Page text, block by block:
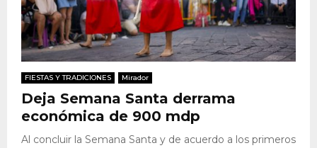
FIESTAS Y TRADICIONES Mirador
Deja Semana Santa derrama
económica de 900 mdp
Al concluir la Semana Santa y de acuerdo a los primeros